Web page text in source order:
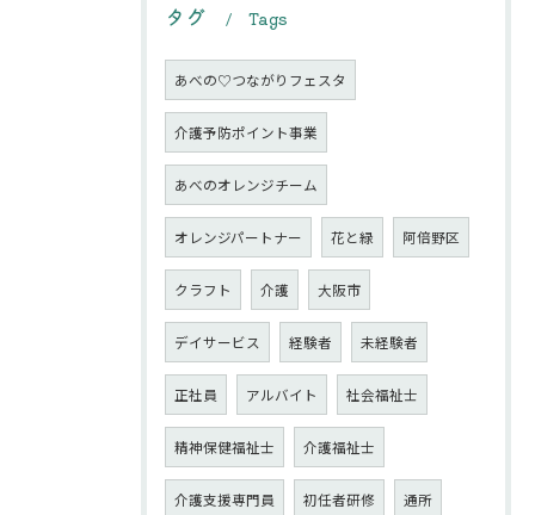
タグ Tags
あべの♡つながりフェスタ
介護予防ポイント事業
あべのオレンジチーム
オレンジパートナー 花と緑 阿倍野区
クラフト 介護 大阪市
デイサービス 経験者 未経験者
正社員 アルバイト 社会福祉士
精神保健福祉士 介護福祉士
介護支援専門員 初任者研修 通所